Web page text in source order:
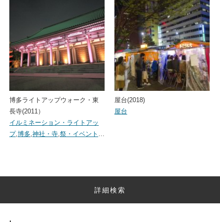
博多ライトアップウォーク・東
長寺(2011）
イルミネーション・ライトアッ
プ,博多,神社・寺,祭・イベント …
屋台(2018)
屋台
詳細検索